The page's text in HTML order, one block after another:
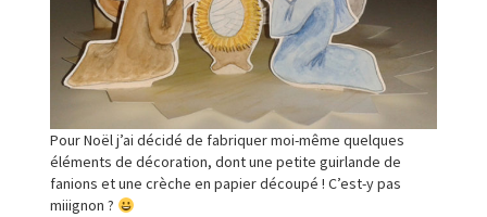
Pour Noël j’ai décidé de fabriquer moi-même quelques
éléments de décoration, dont une petite guirlande de
fanions et une crèche en papier découpé ! C’est-y pas
miiignon ?